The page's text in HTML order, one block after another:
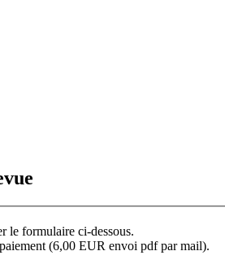
le formulaire ci-dessous.
(6,00 EUR envoi pdf par mail).